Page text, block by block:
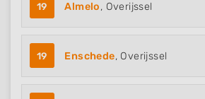
19 Almelo, Overijssel
19 Enschede, Overijssel